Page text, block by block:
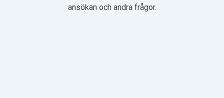
ansökan och andra frågor.